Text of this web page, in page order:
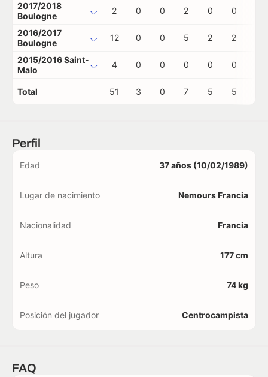
2017/2018
Boulogne
2 0 0 2 0 0
2016/2017
Boulogne
12 0 0 5 2 2
2015/2016 Saint-
Malo
4 0 0 0 0 0
Total 51 3 0 7 5 5
Perfil
Edad 37 años (10/02/1989)
Lugar de nacimiento Nemours Francia
Nacionalidad Francia
Altura 177 cm
Peso 74 kg
Posición del jugador Centrocampista
FAQ